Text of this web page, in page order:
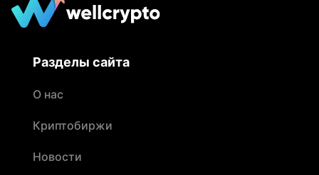
Разделы сайта
О нас
Криптобиржи
Новости